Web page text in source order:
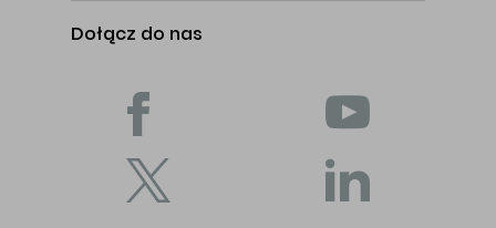
Dołącz do nas